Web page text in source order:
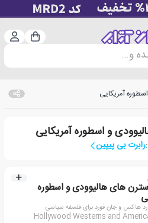
سبد
و...
آمریکایی
و اسطوره آمریکایی
رابرت بی پیپین
های هالیوودی و اسطوره
هاکس و جان فورد برای فلسفه سیاسی
Hollywood Westerns and